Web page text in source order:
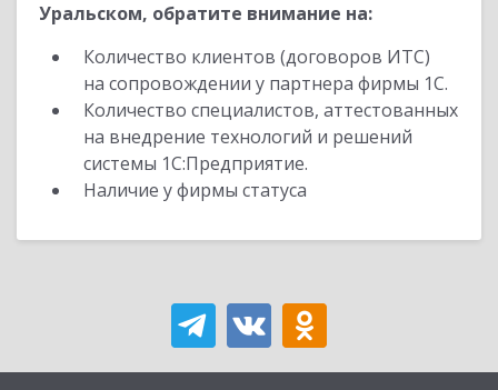
Уральском, обратите внимание на:
Количество клиентов (договоров ИТС)
на сопровождении у партнера фирмы 1С.
Количество специалистов, аттестованных
на внедрение технологий и решений
системы 1С:Предприятие.
Наличие у фирмы статуса